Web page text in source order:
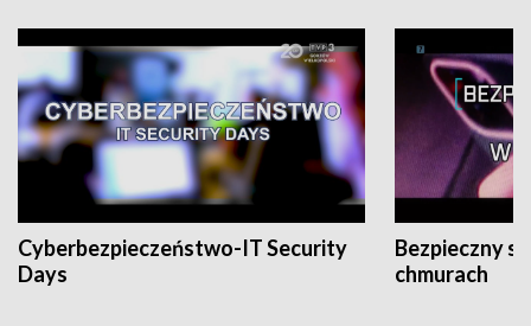
Cyberbezpieczeństwo-IT Security
Days
Bezpieczny
chmurach